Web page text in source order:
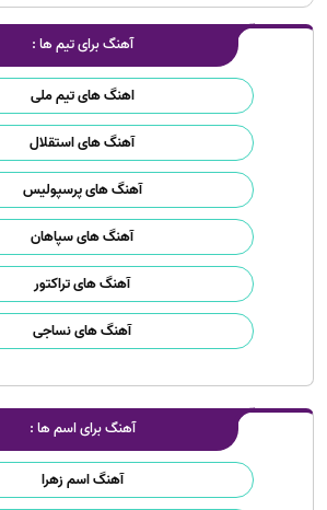
آهنگ برای تیم ها :
اهنگ های تیم ملی
آهنگ های استقلال
آهنگ های پرسپولیس
آهنگ های سپاهان
آهنگ های تراکتور
آهنگ های نساجی
آهنگ برای اسم ها :
آهنگ اسم زهرا